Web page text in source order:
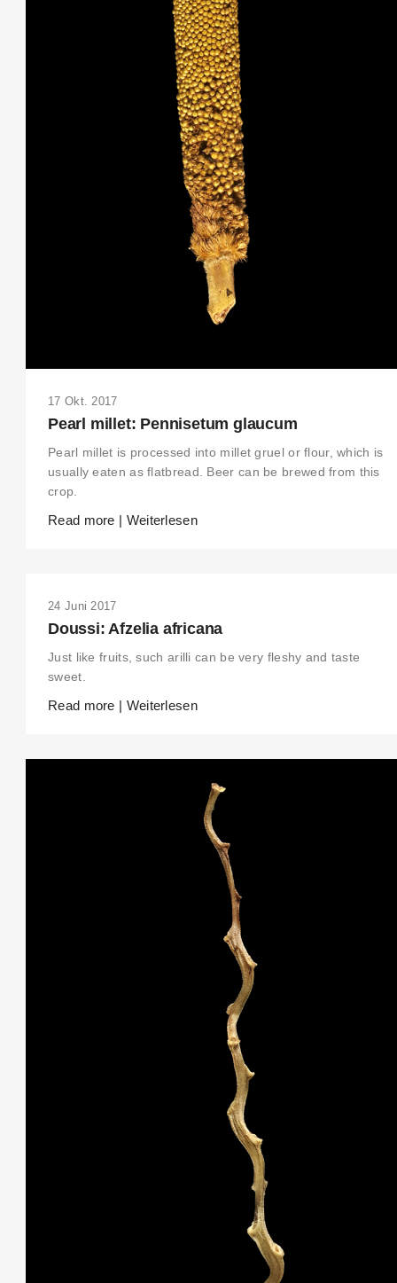
THIS SEARCH BAR ONLY WORKS IN THE GERMAN VERSION OF THE
WEBSITE! NON-GERMAN SPEAKERS PLEASE USE THE SEARCH
ON THE WELCOME PAGE.
17 Okt. 2017
Pearl millet: Pennisetum glaucum
Pearl millet is processed into millet gruel or flour, which is
usually eaten as flatbread. Beer can be brewed from this
crop.
Read more | Weiterlesen
24 Juni 2017
Doussi: Afzelia africana
Just like fruits, such arilli can be very fleshy and taste
sweet.
Read more | Weiterlesen